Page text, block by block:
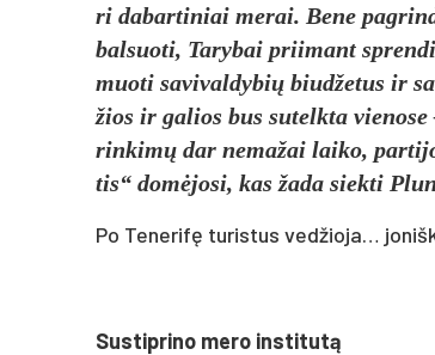
ri da­bar­ti­niai me­rai. Be­ne
bal­suo­ti, Ta­ry­bai prii­mant
muo­ti sa­vi­val­dy­bių biud­že­tus ir
žios ir ga­lios bus su­telk­ta
rin­kimų dar ne­ma­žai lai­ko,
tis“ domė­jo­si, kas ža­da siek­ti
Po Tenerifę turistus vedžioja…
Sus­tip­rin­o me­ro ins­ti­tu­tą